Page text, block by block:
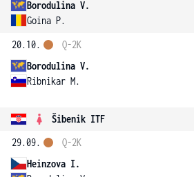
Borodulina V.
Goina P.
20.10.
Borodulina V.
Ribnikar M.
Q-2K
Šibenik ITF
29.09.
Heinzova I.
Q-2K